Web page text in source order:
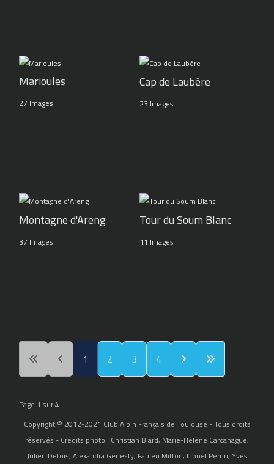
Marioules
27 Images
Cap de Laubère
23 Images
Montagne d'Areng
37 Images
Tour du Soum Blanc
11 Images
1 2 3 4
Page 1 sur 4
Copyright © 2012-2021 Club Alpin Français de Toulouse - Tous droits
réservés - Crédits photo : Christian Biard, Marie-Hélène Carcanague,
Julien Defois, Alexandra Genesty, Fabien Mitton, Lionel Perrin, Yves